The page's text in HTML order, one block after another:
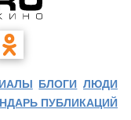
БЛОГИ ЛЮДИ
ПУБЛИКАЦИЙ